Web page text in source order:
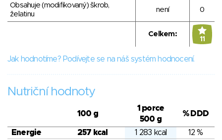
Obsahuje (modifikovaný) škrob,
želatinu
není 0
Celkem:
11
Jak hodnotíme? Podívejte se na náš systém hodnocení.
Nutriční hodnoty
100 g
1 porce
500 g
% DDD
Energie 257 kcal 1 283 kcal
12 %